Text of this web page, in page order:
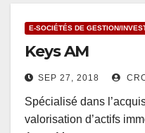
E-SOCIÉTÉS DE GESTION/
Keys AM
SEP 27, 2018
Spécialisé dans
valorisation d’actifs